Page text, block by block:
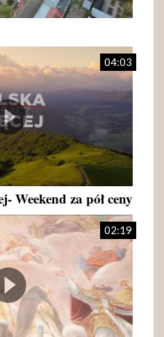
04:03
Weekend za pół ceny
02:19